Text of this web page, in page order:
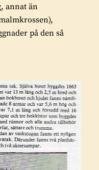
annat än
på den så